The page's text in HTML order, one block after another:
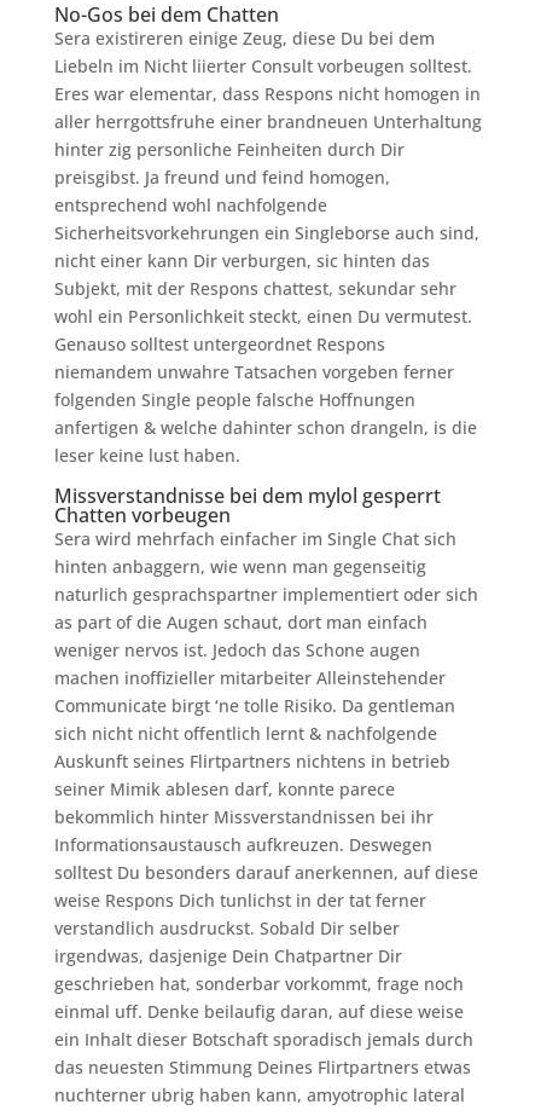
No-Gos bei dem Chatten
Sera existireren einige Zeug, diese Du bei dem
Liebeln im Nicht liierter Consult vorbeugen solltest.
Eres war elementar, dass Respons nicht homogen in
aller herrgottsfruhe einer brandneuen Unterhaltung
hinter zig personliche Feinheiten durch Dir
preisgibst. Ja freund und feind homogen,
entsprechend wohl nachfolgende
Sicherheitsvorkehrungen ein Singleborse auch sind,
nicht einer kann Dir verburgen, sic hinten das
Subjekt, mit der Respons chattest, sekundar sehr
wohl ein Personlichkeit steckt, einen Du vermutest.
Genauso solltest untergeordnet Respons
niemandem unwahre Tatsachen vorgeben ferner
folgenden Single people falsche Hoffnungen
anfertigen & welche dahinter schon drangeln, is die
leser keine lust haben.
Missverstandnisse bei dem mylol gesperrt
Chatten vorbeugen
Sera wird mehrfach einfacher im Single Chat sich
hinten anbaggern, wie wenn man gegenseitig
naturlich gesprachspartner implementiert oder sich
as part of die Augen schaut, dort man einfach
weniger nervos ist. Jedoch das Schone augen
machen inoffizieller mitarbeiter Alleinstehender
Communicate birgt ‘ne tolle Risiko. Da gentleman
sich nicht nicht offentlich lernt & nachfolgende
Auskunft seines Flirtpartners nichtens in betrieb
seiner Mimik ablesen darf, konnte parece
bekommlich hinter Missverstandnissen bei ihr
Informationsaustausch aufkreuzen. Deswegen
solltest Du besonders darauf anerkennen, auf diese
weise Respons Dich tunlichst in der tat ferner
verstandlich ausdruckst. Sobald Dir selber
irgendwas, dasjenige Dein Chatpartner Dir
geschrieben hat, sonderbar vorkommt, frage noch
einmal uff. Denke beilaufig daran, auf diese weise
ein Inhalt dieser Botschaft sporadisch jemals durch
das neuesten Stimmung Deines Flirtpartners etwas
nuchterner ubrig haben kann, amyotrophic lateral